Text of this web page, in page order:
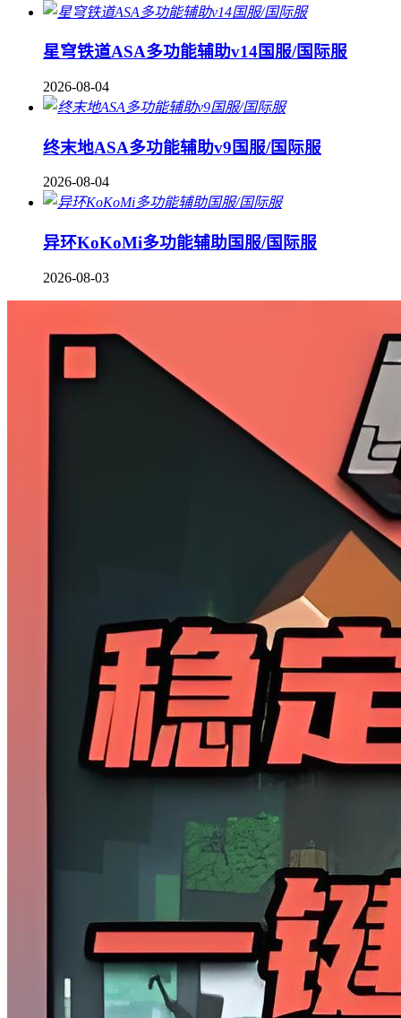
星穹铁道ASA多功能辅助v14国服/国际服
2026-08-04
终末地ASA多功能辅助v9国服/国际服
2026-08-04
异环KoKoMi多功能辅助国服/国际服
2026-08-03